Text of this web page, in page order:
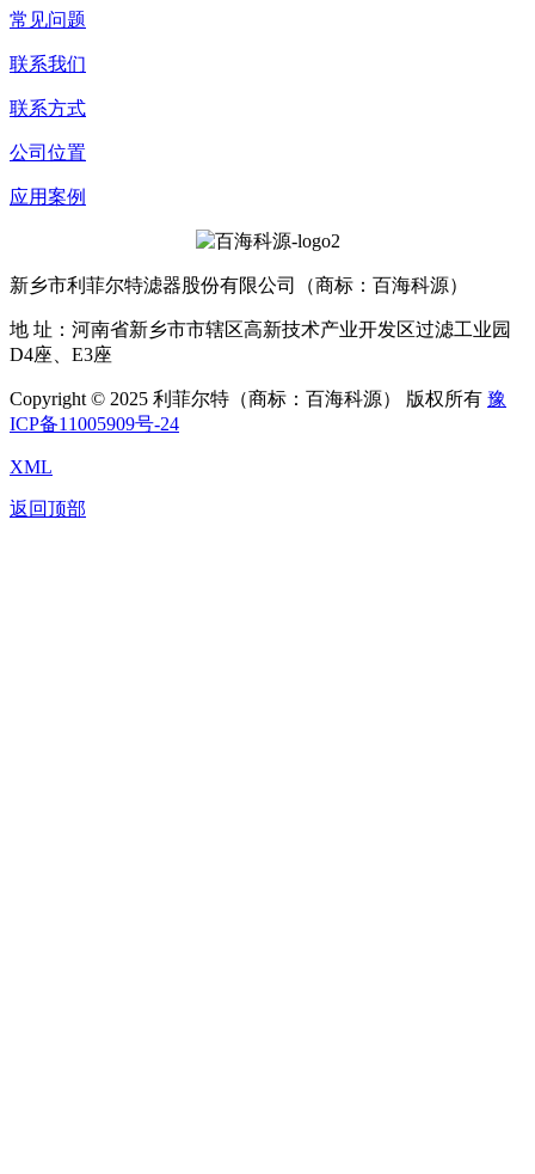
常见问题
联系我们
联系方式
公司位置
应用案例
新乡市利菲尔特滤器股份有限公司（商标：百海科源）
地 址：河南省新乡市市辖区高新技术产业开发区过滤工业园
D4座、E3座
Copyright © 2025 利菲尔特（商标：百海科源） 版权所有 豫
ICP备11005909号-24
XML
返回顶部